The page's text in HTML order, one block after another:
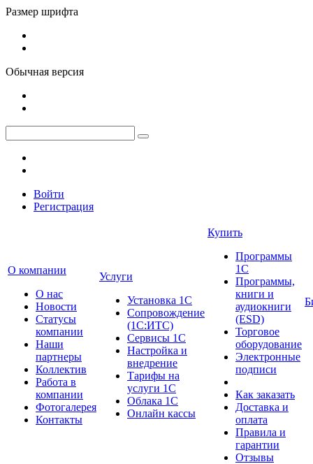
Размер шрифта
Обычная версия
Войти
Регистрация
О компании
О нас
Новости
Cтатусы
компании
Наши
партнеры
Коллектив
Работа в
компании
Фотогалерея
Контакты
Услуги
Установка 1С
Сопровождение
(1С:ИТС)
Сервисы 1С
Настройка и
внедрение
Тарифы на
услуги 1С
Облака 1С
Онлайн кассы
Купить
Программы
1С
Программы,
книги и
аудиокниги
(ESD)
Торговое
оборудование
Электронные
подписи
Как заказать
Доставка и
оплата
Правила и
гарантии
Отзывы